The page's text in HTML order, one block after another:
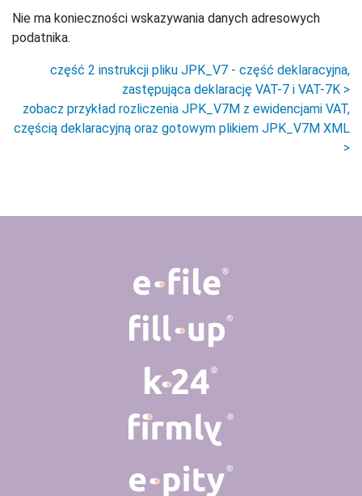
Nie ma konieczności wskazywania danych adresowych
podatnika.
część 2 instrukcji pliku JPK_V7 - część deklaracyjna,
zastępująca deklarację VAT-7 i VAT-7K >
zobacz przykład rozliczenia JPK_V7M z ewidencjami VAT,
częścią deklaracyjną oraz gotowym plikiem JPK_V7M XML
>